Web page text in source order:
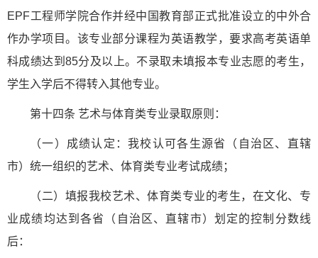
EPF工程师学院合作并经中国教育部正式批准设立的中外合
作办学项目。该专业部分课程为英语教学，要求高考英语单
科成绩达到85分及以上。不录取未填报本专业志愿的考生，
学生入学后不得转入其他专业。
第十四条 艺术与体育类专业录取原则：
（一）成绩认定：我校认可各生源省（自治区、直辖
市）统一组织的艺术、体育类专业考试成绩；
（二）填报我校艺术、体育类专业的考生，在文化、专
业成绩均达到各省（自治区、直辖市）划定的控制分数线
后：